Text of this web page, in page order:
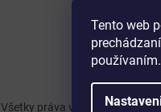
Tento web
. Všetky práva vyhradené.